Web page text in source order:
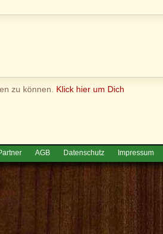
zu können. Klick hier um Dich
AGB Datenschutz Impressum